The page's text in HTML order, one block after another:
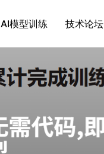
AI模型训练 技术论坛